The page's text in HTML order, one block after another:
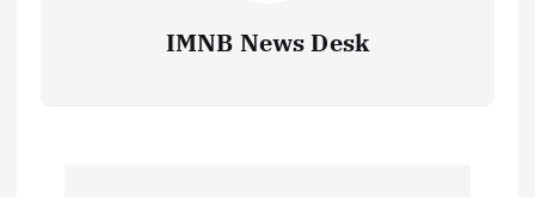
IMNB News Desk